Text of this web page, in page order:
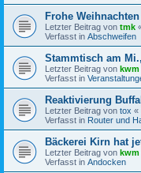
Frohe Weihnachten
Letzter Beitrag von tmk
Verfasst in Abschweifen
Stammtisch am
Letzter Beitrag von kwm
Verfasst in
Reaktivierung
Letzter Beitrag von tox «
Verfasst in Router und
Bäckerei Kirn hat
Letzter Beitrag von kwm
Verfasst in Andocken